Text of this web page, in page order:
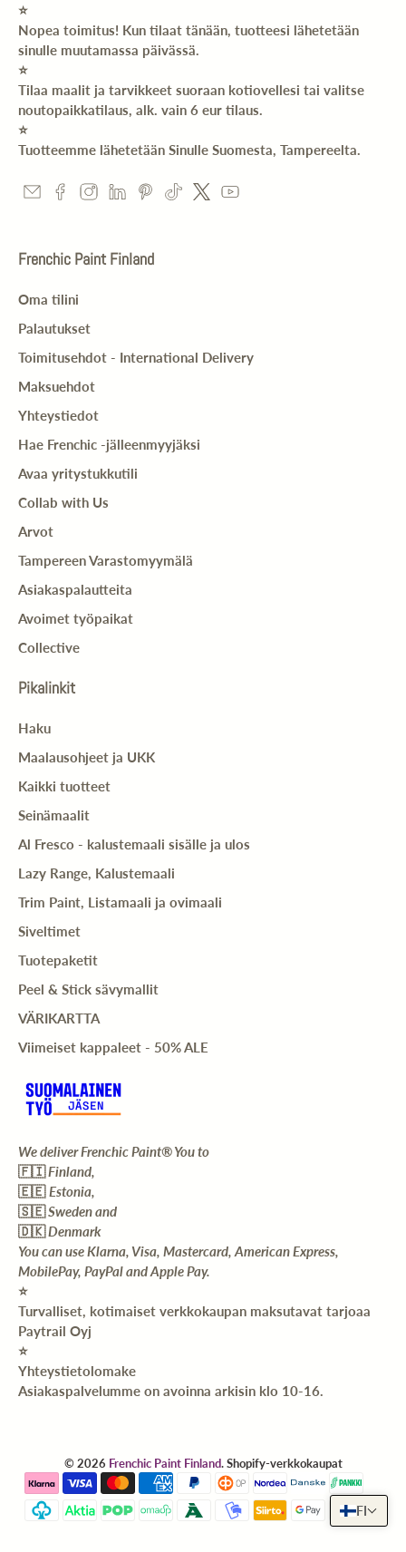
⭐️
Nopea toimitus! Kun tilaat tänään, tuotteesi lähetetään
sinulle muutamassa päivässä.
⭐️
Tilaa maalit ja tarvikkeet suoraan kotiovellesi tai valitse
noutopaikkatilaus, alk. vain 6 eur tilaus.
⭐️
Tuotteemme lähetetään Sinulle Suomesta, Tampereelta.
Frenchic Paint Finland
Oma tilini
Palautukset
Toimitusehdot - International Delivery
Maksuehdot
Yhteystiedot
Hae Frenchic -jälleenmyyjäksi
Avaa yritystukkutili
Collab with Us
Arvot
Tampereen Varastomyymälä
Asiakaspalautteita
Avoimet työpaikat
Collective
Pikalinkit
Haku
Maalausohjeet ja UKK
Kaikki tuotteet
Seinämaalit
Al Fresco - kalustemaali sisälle ja ulos
Lazy Range, Kalustemaali
Trim Paint, Listamaali ja ovimaali
Siveltimet
Tuotepaketit
Peel & Stick sävymallit
VÄRIKARTTA
Viimeiset kappaleet - 50% ALE
We deliver Frenchic Paint® You to
🇫🇮Finland,
🇪🇪Estonia,
🇸🇪Sweden and
🇩🇰Denmark
You can use Klarna, Visa, Mastercard, American Express,
MobilePay, PayPal and Apple Pay.
⭐️
Turvalliset, kotimaiset verkkokaupan maksutavat tarjoaa
Paytrail Oyj
⭐️
Yhteystietolomake
Asiakaspalvelumme on avoinna arkisin klo 10-16.
© 2026 Frenchic Paint Finland. Shopify-verkkokaupat
FI